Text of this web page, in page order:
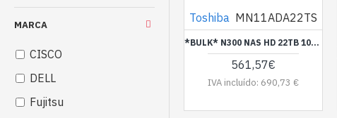
MARCA
CISCO
DELL
Fujitsu
Toshiba MN11ADA22TS
*BULK* N300 NAS HD 22TB 1024MB
561,57€
IVA incluído: 690,73 €